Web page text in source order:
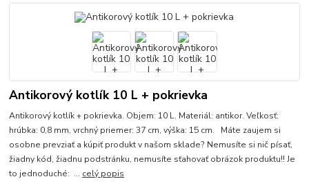
Antikorový kotlík 10 L + pokrievka
Antikorový kotlík + pokrievka. Objem: 10 L. Materiál: antikor. Veľkosť:
hrúbka: 0,8 mm, vrchný priemer: 37 cm, výška: 15 cm. Máte zaujem si
osobne prevziať a kúpiť produkt v našom sklade? Nemusíte si nič písať,
žiadny kód, žiadnu podstránku, nemusíte sťahovať obrázok produktu!! Je
to jednoduché: ... celý popis